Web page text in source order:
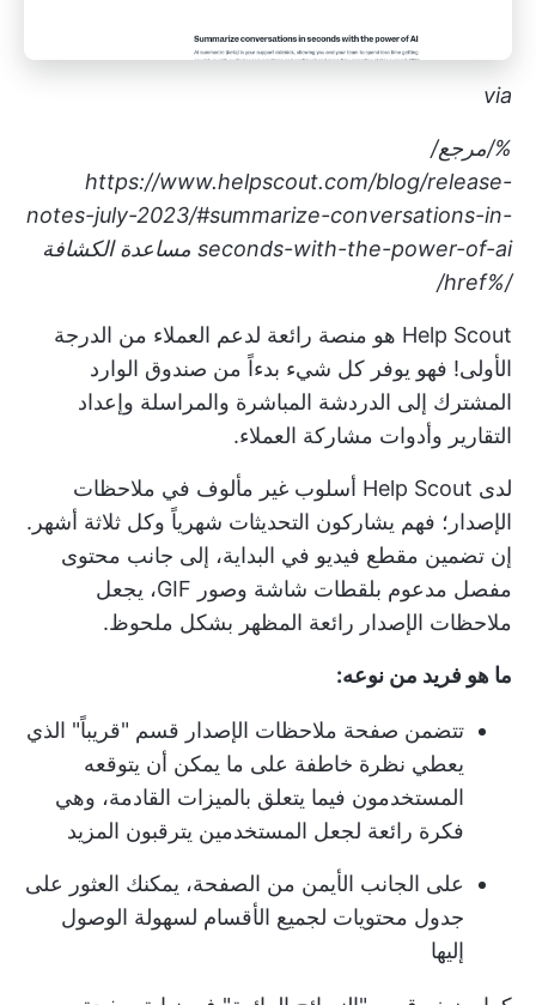
via
%/مرجع/
https://www.helpscout.com/blog/release-
notes-july-2023/#summarize-conversations-in-
seconds-with-the-power-of-ai مساعدة الكشافة
/%href/
Help Scout هو منصة رائعة لدعم العملاء من الدرجة
الأولى! فهو يوفر كل شيء بدءاً من صندوق الوارد
المشترك إلى الدردشة المباشرة والمراسلة وإعداد
التقارير وأدوات مشاركة العملاء.
لدى Help Scout أسلوب غير مألوف في ملاحظات
الإصدار؛ فهم يشاركون التحديثات شهرياً وكل ثلاثة أشهر.
إن تضمين مقطع فيديو في البداية، إلى جانب محتوى
مفصل مدعوم بلقطات شاشة وصور GIF، يجعل
ملاحظات الإصدار رائعة المظهر بشكل ملحوظ.
ما هو فريد من نوعه:
تتضمن صفحة ملاحظات الإصدار قسم "قريباً" الذي
يعطي نظرة خاطفة على ما يمكن أن يتوقعه
المستخدمون فيما يتعلق بالميزات القادمة، وهي
فكرة رائعة لجعل المستخدمين يترقبون المزيد
على الجانب الأيمن من الصفحة، يمكنك العثور على
جدول محتويات لجميع الأقسام لسهولة الوصول
إليها